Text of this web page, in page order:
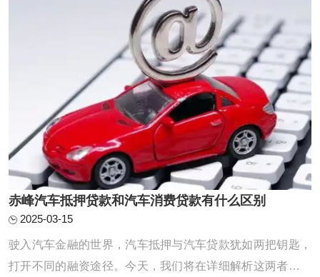
赤峰汽车抵押贷款和汽车消费贷款有什么区别
2025-03-15
驶入汽车金融的世界，汽车抵押与汽车贷款犹如两把钥匙，
打开不同的融资途径。今天，我们将在详细解析这两者的异